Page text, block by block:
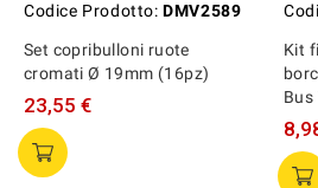
Codice Prodotto: DMV2589
Set copribulloni ruote
cromati Ø 19mm (16pz)
23,55 €
Kit
Bus